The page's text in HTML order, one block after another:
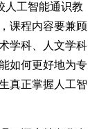
人工智能通识教
课程内容要兼顾
学科、人文学科
如何更好地为专
真正掌握人工智